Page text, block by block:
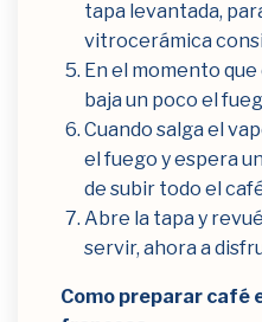
tapa levantada,
vitrocerámica
En el momento
baja un poco el
Cuando salga el
el fuego y espera
de subir todo el
Abre la tapa y
servir, ahora a
Como preparar café